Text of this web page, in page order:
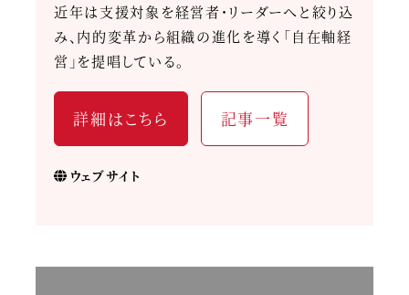
近年は支援対象を経営者・リーダーへと絞り込
み、内的変革から組織の進化を導く「自在軸経
営」を提唱している。
詳細はこちら 記事一覧
ウェブサイト